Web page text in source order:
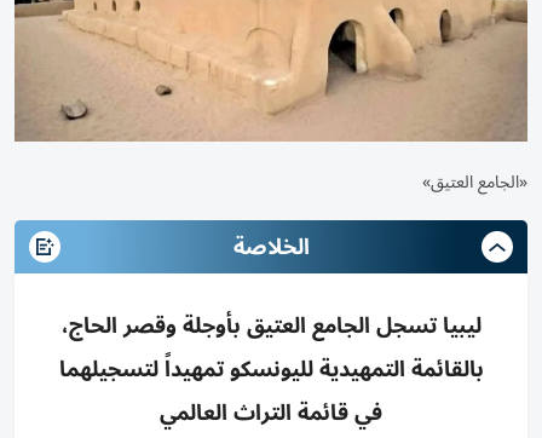
«الجامع ​العتيق»
الخلاصة
ليبيا تسجل الجامع العتيق بأوجلة وقصر الحاج،
بالقائمة التمهيدية لليونسكو تمهيداً لتسجيلهما
في قائمة التراث العالمي